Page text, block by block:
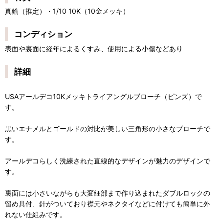
真鍮（推定）・1/10 10K（10金メッキ）
コンディション
表面や裏面に経年によるくすみ、使用による小傷などあり
詳細
USAアールデコ10Kメッキトライアングルブローチ（ピンズ）で
す。
黒いエナメルとゴールドの対比が美しい三角形の小さなブローチで
す。
アールデコらしく洗練された直線的なデザインが魅力のデザインで
す。
裏面には小さいながらも大変細部まで作り込まれたダブルロックの
留め具付、針がついており襟元やネクタイなどに付けても簡単に外
れない仕組みです。